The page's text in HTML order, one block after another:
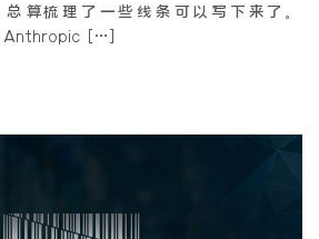
算梳理了一些线条可以写下来了。
Anthropic […]